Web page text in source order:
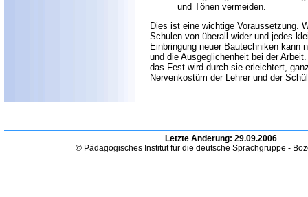
und Tönen vermeiden.
Dies ist eine wichtige Voraussetzung.
Schulen von überall wider und jedes
Einbringung neuer Bautechniken kann
und die Ausgeglichenheit bei der
das Fest wird durch sie erleichtert,
Nervenkostüm der Lehrer und der
Letzte Änderung: 29.09.2006
© Pädagogisches Institut für die deutsche Sprachgruppe -